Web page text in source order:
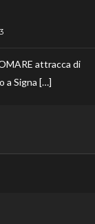
attracca di
a Signa […]